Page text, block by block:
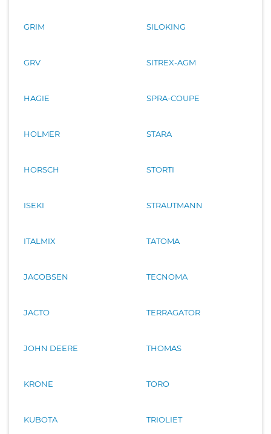
GRIM
GRV
HAGIE
HOLMER
HORSCH
ISEKI
ITALMIX
JACOBSEN
JACTO
JOHN DEERE
KRONE
KUBOTA
SILOKING
SITREX-AGM
SPRA-COUPE
STARA
STORTI
STRAUTMANN
TATOMA
TECNOMA
TERRAGATOR
THOMAS
TORO
TRIOLIET